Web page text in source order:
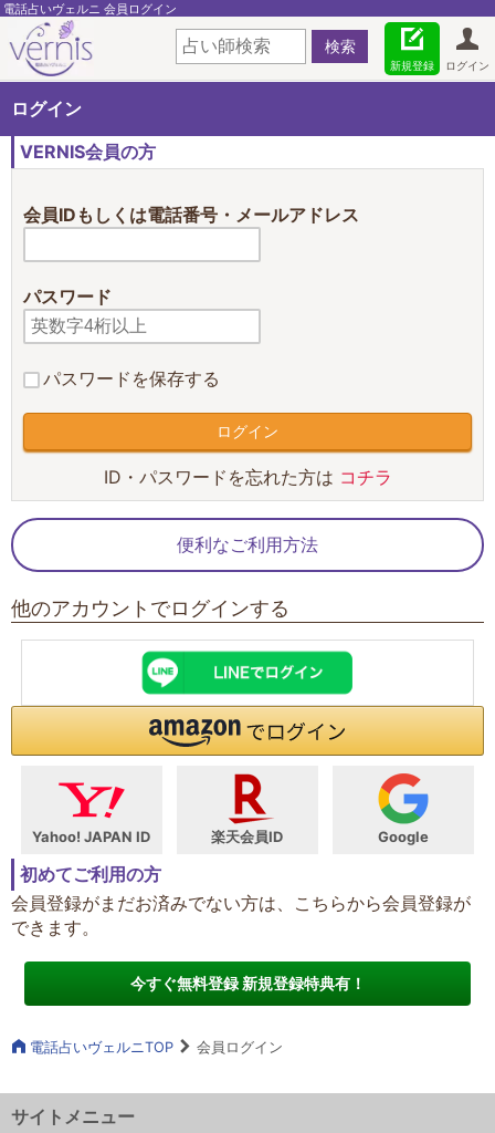
電話占いヴェルニ 会員ログイン
ログイン
新規登録
ログイン
VERNIS会員の方
会員IDもしくは電話番号・メールアドレス
パスワード
パスワードを保存する
ID・パスワードを忘れた方は コチラ
便利なご利用方法
他のアカウントでログインする
Yahoo! JAPAN ID 楽天会員ID Google
初めてご利用の方
会員登録がまだお済みでない方は、こちらから会員登録が
できます。
今すぐ無料登録 新規登録特典有！
電話占いヴェルニTOP 会員ログイン
サイトメニュー